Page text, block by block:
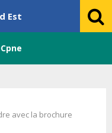
Est
avec la brochure